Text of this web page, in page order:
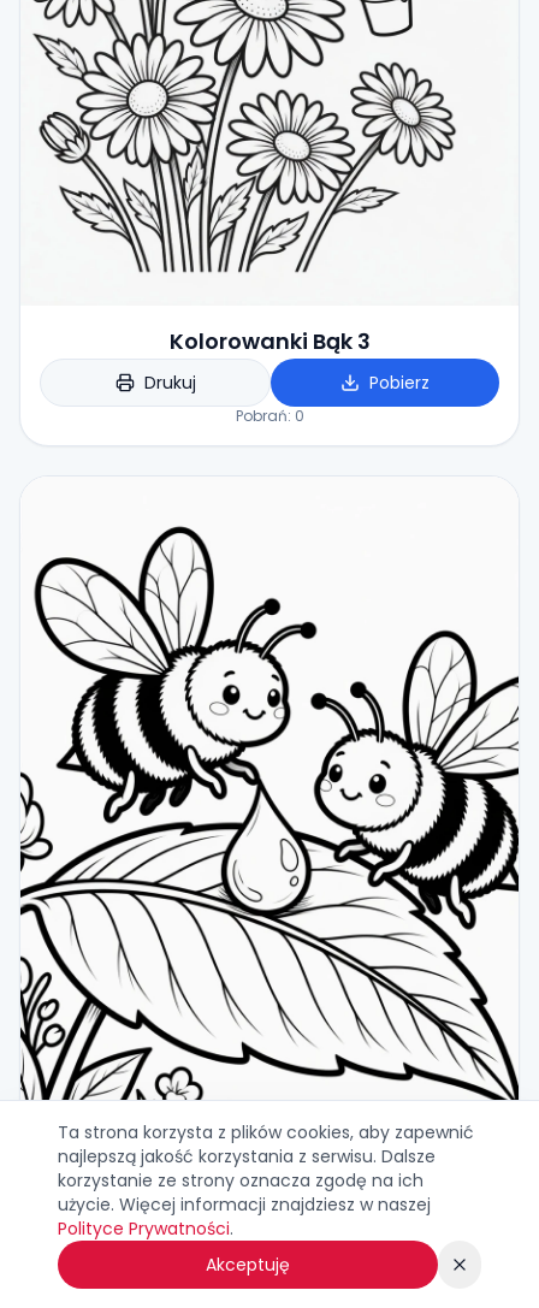
Kolorowanki Bąk 3
Drukuj Pobierz
Pobrań: 0
Kolorowanki Bąk 12
Drukuj Pobierz
Ta strona korzysta z plików cookies, aby zapewnić
najlepszą jakość korzystania z serwisu. Dalsze
korzystanie ze strony oznacza zgodę na ich
użycie. Więcej informacji znajdziesz w naszej
Polityce Prywatności.
Akceptuję